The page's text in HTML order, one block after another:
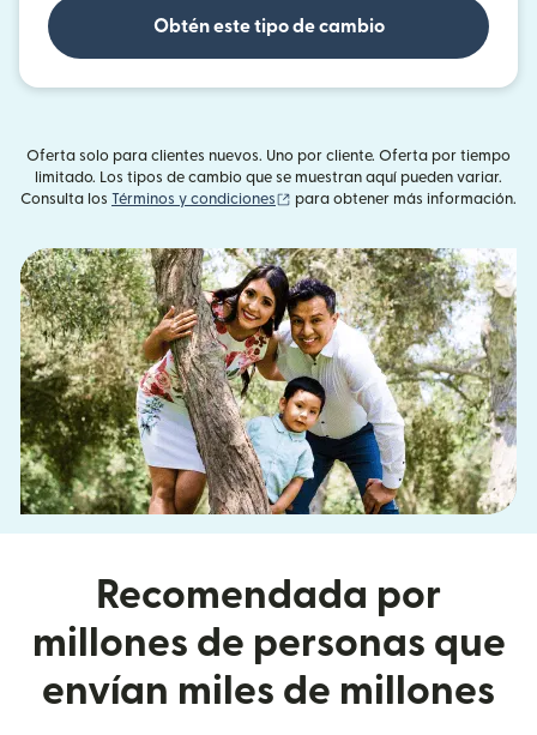
Obtén este tipo de cambio
Oferta solo para clientes nuevos. Uno por cliente. Oferta por tiempo
limitado. Los tipos de cambio que se muestran aquí pueden variar.
Consulta los Términos y condiciones (se abre en una ventana nueva)
para obtener más información.
Recomendada por
millones de personas que
envían miles de millones